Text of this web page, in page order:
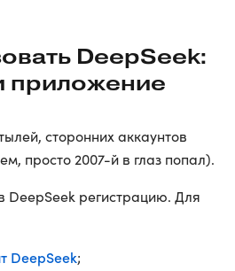
DeepSeek:
приложение
сторонних аккаунтов
просто 2007-й в глаз попал).
DeepSeek регистрацию. Для
DeepSeek;